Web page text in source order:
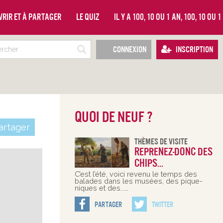
et à partager Le quiz Il y a 100, 10 ou 1 an, 100, 10 ou
Connexion Inscription
Quoi de neuf ?
Thèmes De Visite
Reprenez-donc des
chips...
C’est l’été, voici revenu le temps des
balades dans les musées, des pique-
niques et des...…
Partager Twitter